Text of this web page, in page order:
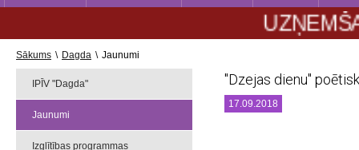
Sākums \ Dagda \ Jaunumi
IPĪV "Dagda"
Jaunumi
Izglītības programmas
"Dzejas dienu"
17.09.2018